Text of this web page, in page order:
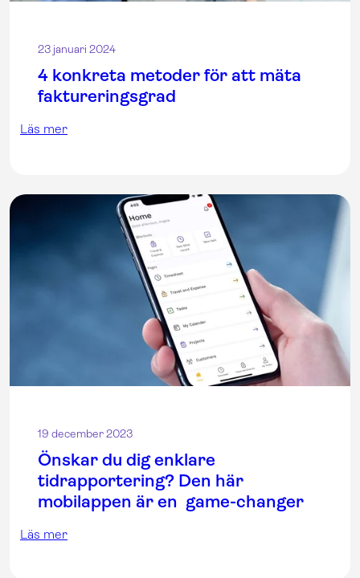
23 januari 2024
4 konkreta metoder för att mäta
faktureringsgrad
Läs mer
19 december 2023
Önskar du dig enklare
tidrapportering? Den här
mobilappen är en game-changer
Läs mer